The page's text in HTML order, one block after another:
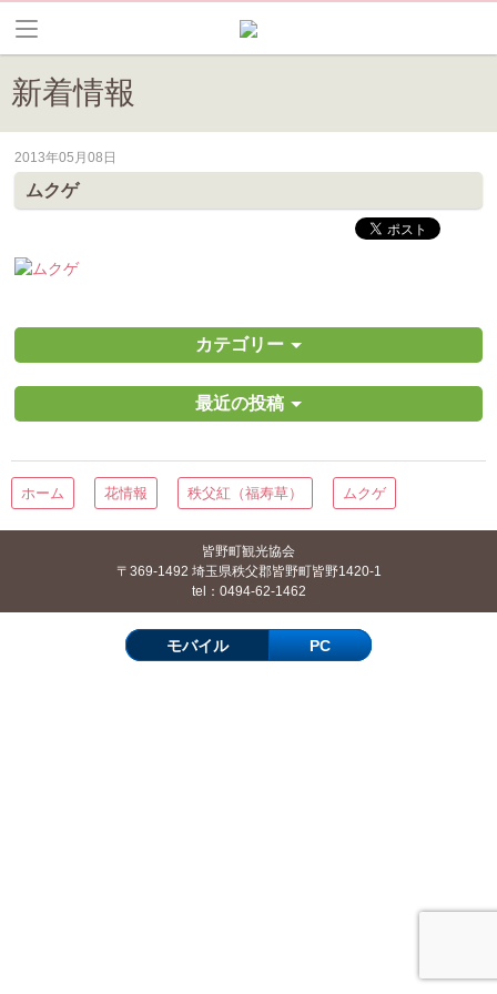
新着情報
皆野町のイベントやお祭り、花情報等の最新情報や観光協会会員情報
2013年05月08日
ムクゲ
カテゴリー
最近の投稿
ホーム 花情報 秩父紅（福寿草） ムクゲ
皆野町観光協会
〒369-1492 埼玉県秩父郡皆野町皆野1420-1
tel：0494-62-1462
モバイル PC